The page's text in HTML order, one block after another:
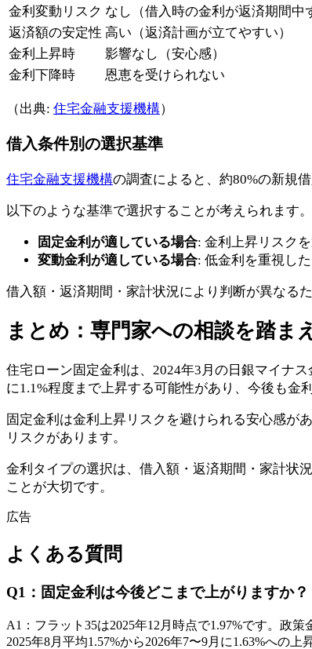
金利変動リスク なし（借入時の金利が返済期間中
返済額の安定性 高い（返済計画が立てやすい）
金利上昇時
影響なし（安心感）
金利下降時
恩恵を受けられない
（出典: 住宅金融支援機構）
借入条件別の選択基準
住宅金融支援機構の調査によると、約80%の新規
以下のような基準で選択することが考えられます。
固定金利が適している場合: 金利上昇リスク
変動金利が適している場合: 低金利を重視し
借入額・返済期間・家計状況により判断が異なる
まとめ：専門家への相談を踏ま
住宅ローン固定金利は、2024年3月の日銀マイナ
に1.1%程度まで上昇する可能性があり、今後も金
固定金利は金利上昇リスクを避けられる安心感が
リスクがあります。
金利タイプの選択は、借入額・返済期間・家計状
ことが大切です。
広告
よくある質問
Q1 ： 固定金利は今後どこまで上がりますか？
A1 ： フラット35は2025年12月時点で1.97%です。政
2025年8月平均1.57%から2026年7〜9月に1.63%への